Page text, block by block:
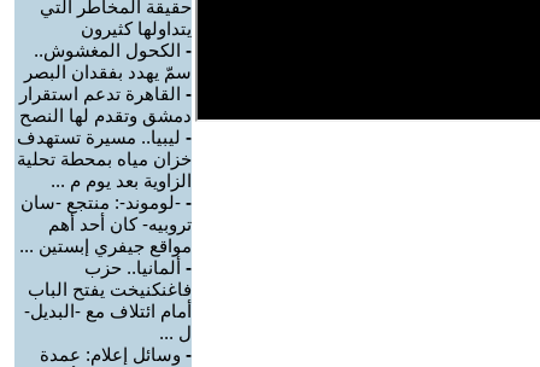
حقيقة المخاطر التي
يتداولها كثيرون
- الكحول المغشوش..
سمّ يهدد بفقدان البصر
- القاهرة تدعم استقرار
دمشق وتقدم لها النصح
- ليبيا.. مسيرة تستهدف
خزان مياه بمحطة تحلية
الزاوية بعد يوم م ...
- -لوموند-: منتجع -سان
تروبيه- كان أحد أهم
مواقع جيفري إبستين ...
- ألمانيا.. حزب
فاغنكنيخت يفتح الباب
أمام ائتلاف مع -البديل-
ل ...
- وسائل إعلام: عمدة